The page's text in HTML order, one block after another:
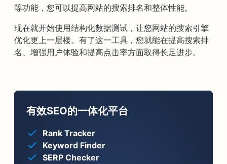
等功能，您可以提高网站的搜索排名和整体性能。
现在就开始使用结构化数据测试，让您网站的搜索引擎
优化更上一层楼。有了这一工具，您就能在提高搜索排
名、增强用户体验和提高点击率方面取得长足进步。
有效SEO的一体化平台
Rank Tracker
Keyword Finder
SERP Checker